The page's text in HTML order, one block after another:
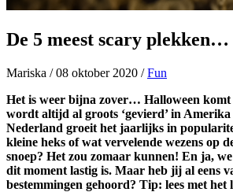
De 5 meest scary
Mariska /08 oktober 2020 / Fun
Het is weer bijna zover… Halloween
wordt altijd al groots ‘gevierd’ in
Nederland groeit het jaarlijks in
kleine heks of wat vervelende wezens op
snoep? Het zou zomaar kunnen! En ja,
dit moment lastig is. Maar heb jij al eens
bestemmingen gehoord? Tip: lees met